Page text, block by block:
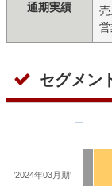
通期実績
セグメン
'2024年03月期'